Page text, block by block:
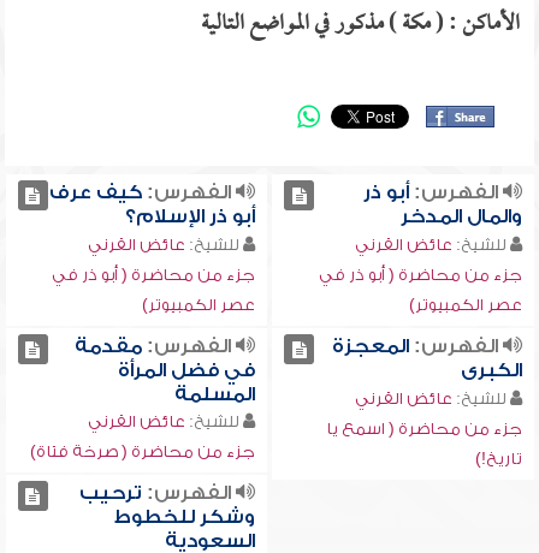
الأماكن : ( مكة ) مذكور في المواضع التالية
الفهرس:أبو ذر
والمال المدخر
للشيخ: عائض القرني
جزء من محاضرة ( أبو ذر في
عصر الكمبيوتر)
الفهرس:كيف عرف
أبو ذر الإسلام؟
للشيخ: عائض القرني
جزء من محاضرة ( أبو ذر في
عصر الكمبيوتر)
الفهرس:المعجزة
الكبرى
للشيخ: عائض القرني
جزء من محاضرة ( اسمع يا
تاريخ!)
الفهرس:مقدمة
في فضل المرأة
المسلمة
للشيخ: عائض القرني
جزء من محاضرة ( صرخة فتاة)
الفهرس: ترحيب
وشكر للخطوط
السعودية